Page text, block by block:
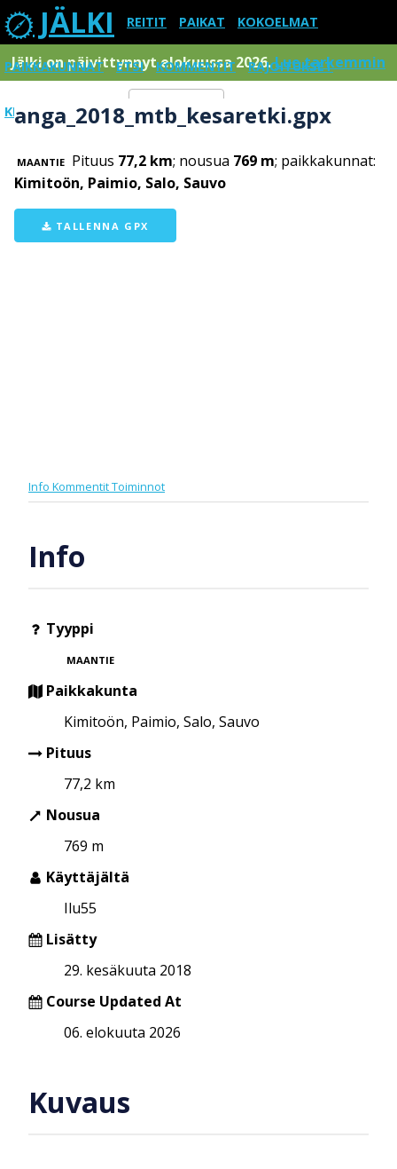
JÄLKI REITIT PAIKAT KOKOELMAT
PAIKKAKUNNAT ETSI KOMMENTIT RAJOITUKSET
KIRJAUDU SISÄÄN Menu
Jälki on päivittynnyt elokuussa 2026.Lue tarkemmin
anga_2018_mtb_kesaretki.gpx
MAANTIE Pituus 77,2 km; nousua 769 m; paikkakunnat:
Kimitoön, Paimio, Salo, Sauvo
TALLENNA GPX
Info KommentitToiminnot
Info
Tyyppi
MAANTIE
Paikkakunta
Kimitoön, Paimio, Salo, Sauvo
Pituus
77,2 km
Nousua
769 m
Käyttäjältä
Ilu55
Lisätty
29. kesäkuuta 2018
Course Updated At
06. elokuuta 2026
Kuvaus